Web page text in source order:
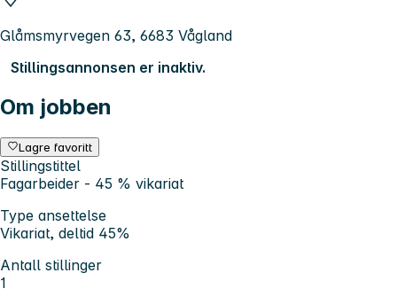
Glåmsmyrvegen 63, 6683 Vågland
Stillingsannonsen er inaktiv.
Om jobben
Lagre favoritt
Stillingstittel
Fagarbeider - 45 % vikariat
Type ansettelse
Vikariat, deltid 45%
Antall stillinger
1